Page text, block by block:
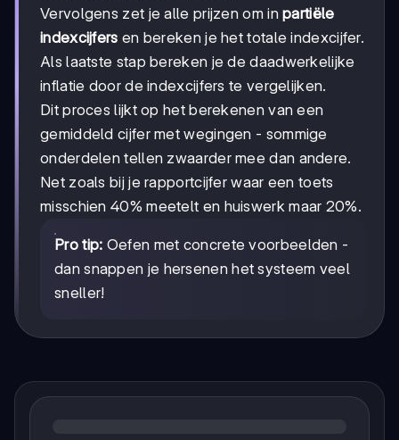
Vervolgens zet je alle prijzen om inpartiële
indexcijfers en bereken je het totale indexcijfer.
Als laatste stap bereken je de daadwerkelijke
inflatie door de indexcijfers te vergelijken.
Dit proces lijkt op het berekenen van een
gemiddeld cijfer met wegingen - sommige
onderdelen tellen zwaarder mee dan andere.
Net zoals bij je rapportcijfer waar een toets
misschien 40% meetelt en huiswerk maar 20%.
Pro tip: Oefen met concrete voorbeelden -
dan snappen je hersenen het systeem veel
sneller!